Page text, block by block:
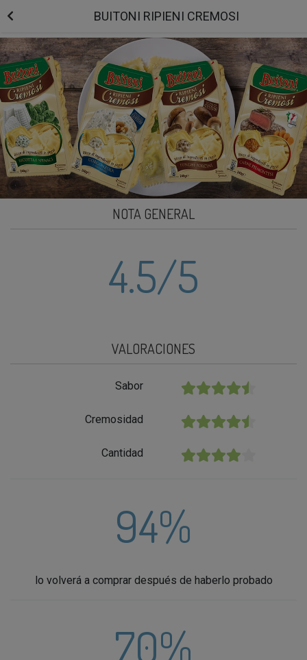
BUITONI RIPIENI CREMOSI
NOTA GENERAL
4.5/5
VALORACIONES
Sabor ★★★★★
Cremosidad ★★★★★
Cantidad ★★★★★
94%
lo volverá a comprar después de haberlo probado
70%